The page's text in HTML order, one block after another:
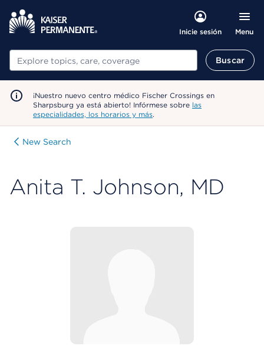
Inicie sesión Menu
Buscar Buscar
¡Nuestro nuevo centro médico Fischer Crossings en
Sharpsburg ya está abierto! Infórmese sobre las
especialidades, los horarios y más.
New Search
Anita T. Johnson, MD